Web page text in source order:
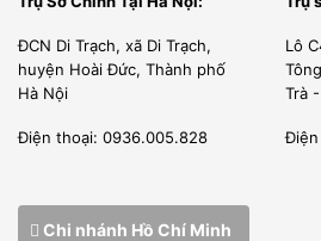
nocookie.com/embed/
absolute;top: 0;left: 0;width:
width=”640″]
ĐCN Di Trạch, xã Di Trạch,
huyện Hoài Đức, Thành phố
Hà Nội
Điện thoại: 0936.005.828
Lô
Trà
Chi nhánh Hồ Chí Minh